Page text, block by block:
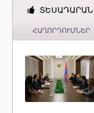
ՏԵՍԱԴԱՐԱՆ
ՀԱՂՈՐԴՈՒՄՆԵՐ